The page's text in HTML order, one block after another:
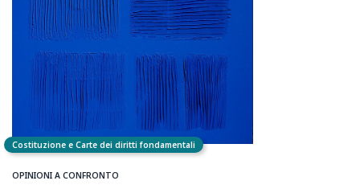
Costituzione e Carte dei diritti fondamentali
OPINIONI A CONFRONTO